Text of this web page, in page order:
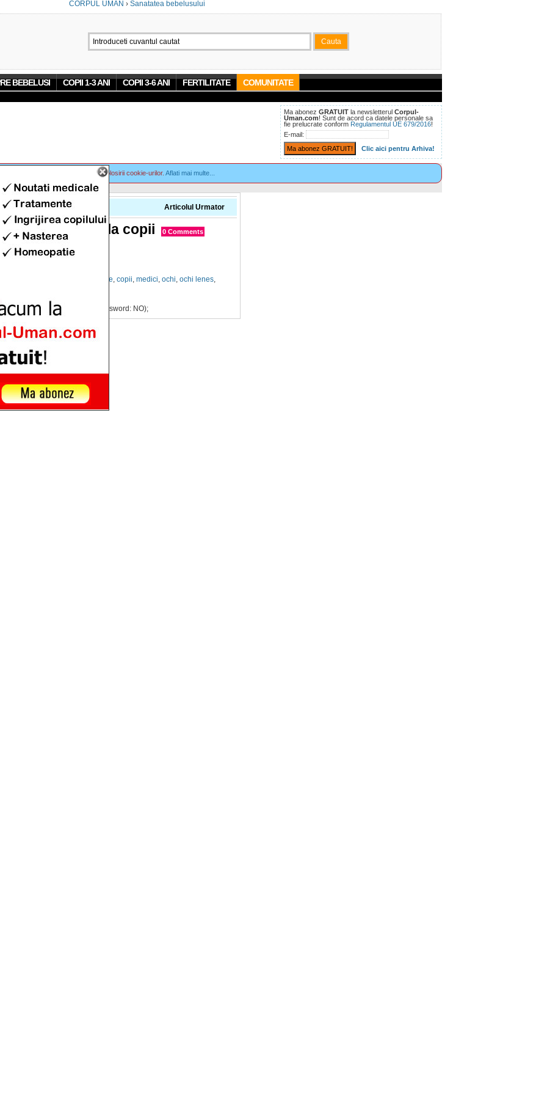
CORPUL UMAN › Sanatatea bebelusului
BEBELUSI COPII 1-3 ANI COPII 3-6 ANI FERTILITATE COMUNITATE
Ma abonez GRATUIT la newsletterul Corpul-
Uman.com! Sunt de acord ca datele personale sa
fie prelucrate conform Regulamentul UE 679/2016!
E-mail:
Clic aici pentru Arhiva!
va exprimati acordul asupra folosirii cookie-urilor. Aflati mai multe...
Articolul Urmator
ambliopiei la copii 0 Comments
ce este, copii, medici, ochi, ochi lenes,
for user ''@'localhost' (using password: NO);